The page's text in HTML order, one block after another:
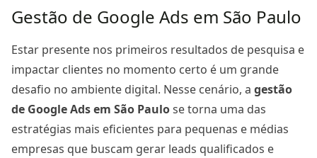
Gestão de Google Ads em São Paulo
Estar presente nos primeiros resultados de pesquisa e
impactar clientes no momento certo é um grande
desafio no ambiente digital. Nesse cenário, a gestão
de Google Adsem São Paulose torna uma das
estratégias mais eficientes para pequenas e médias
empresas que buscam gerar leads qualificados e